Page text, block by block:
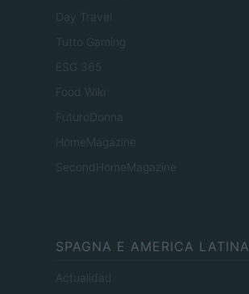
Day Travel
Tutto Gaming
ESG 365
Food Wiki
FuturoDonna
HomeMagazine
SecondHomeMagazine
SPAGNA E AMERICA LATINA
Actualidad